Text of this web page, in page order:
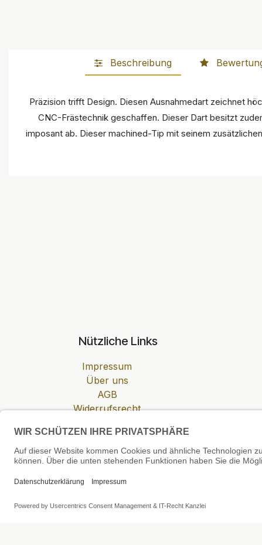
Beschreibung
Präzision trifft Design. Diesen Ausnahmedart zeichnet
CNC-Frästechnik geschaffen. Dieser Dart besitzt
imposant ab. Dieser machined-Tip mit seinem
Nützliche Links
Impressum
Über uns
AGB
Widerrufsrecht
Zahlung & Versand
Cookie-Einstellungen